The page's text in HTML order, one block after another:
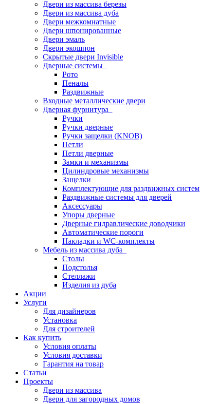
Двери из массива березы
Двери из массива дуба
Двери межкомнатные
Двери шпонированные
Двери эмаль
Двери экошпон
Скрытые двери Invisible
Дверные системы
Рото
Пеналы
Раздвижные
Входные металлические двери
Дверная фурнитура
Ручки
Ручки дверные
Ручки защелки (KNOB)
Петли
Петли дверные
Замки и механизмы
Цилиндровые механизмы
Защелки
Комплектующие для раздвижных систем
Раздвижные системы для дверей
Аксессуары
Упоры дверные
Дверные гидравлические доводчики
Автоматические пороги
Накладки и WC-комплекты
Мебель из массива дуба
Столы
Подстолья
Стеллажи
Изделия из дуба
Акции
Услуги
Для дизайнеров
Установка
Для строителей
Как купить
Условия оплаты
Условия доставки
Гарантия на товар
Статьи
Проекты
Двери из массива
Двери для загородных домов